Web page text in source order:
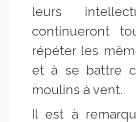
leurs
continueront
répéter les
et à se battre
moulins à vent.
Il est à